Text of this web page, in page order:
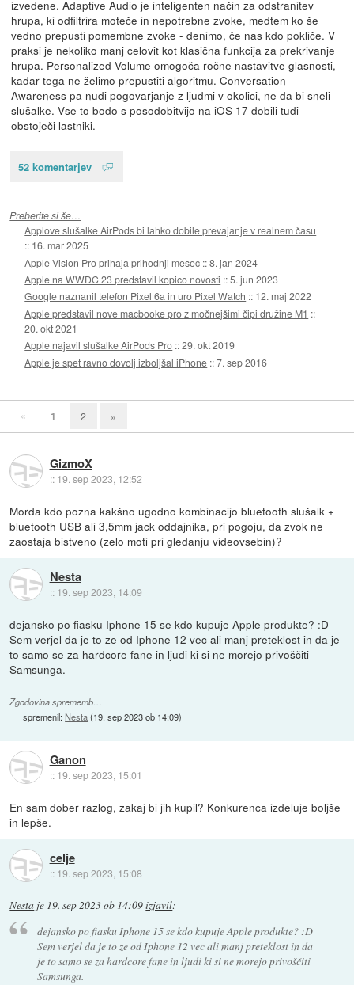
izvedene. Adaptive Audio je inteligenten način za odstranitev
hrupa, ki odfiltrira moteče in nepotrebne zvoke, medtem ko še
vedno prepusti pomembne zvoke - denimo, če nas kdo pokliče. V
praksi je nekoliko manj celovit kot klasična funkcija za prekrivanje
hrupa. Personalized Volume omogoča ročne nastavitve glasnosti,
kadar tega ne želimo prepustiti algoritmu. Conversation
Awareness pa nudi pogovarjanje z ljudmi v okolici, ne da bi sneli
slušalke. Vse to bodo s posodobitvijo na iOS 17 dobili tudi
obstoječi lastniki.
52 komentarjev
Preberite si še…
Applove slušalke AirPods bi lahko dobile prevajanje v realnem času
:: 16. mar 2025
Apple Vision Pro prihaja prihodnji mesec ::8. jan 2024
Apple na WWDC 23 predstavil kopico novosti ::5. jun 2023
Google naznanil telefon Pixel 6a in uro Pixel Watch :: 12. maj 2022
Apple predstavil nove macbooke pro z močnejšimi čipi družine M1 ::
20. okt 2021
Apple najavil slušalke AirPods Pro ::29. okt 2019
Apple je spet ravno dovolj izboljšal iPhone ::7. sep 2016
« 1 2 »
GizmoX
:: 19. sep 2023, 12:52
Morda kdo pozna kakšno ugodno kombinacijo bluetooth slušalk +
bluetooth USB ali 3,5mm jack oddajnika, pri pogoju, da zvok ne
zaostaja bistveno (zelo moti pri gledanju videovsebin)?
Nesta
:: 19. sep 2023, 14:09
dejansko po fiasku Iphone 15 se kdo kupuje Apple produkte? :D
Sem verjel da je to ze od Iphone 12 vec ali manj preteklost in da je
to samo se za hardcore fane in ljudi ki si ne morejo privoščiti
Samsunga.
Zgodovina sprememb…
spremenil:Nesta(19. sep 2023 ob 14:09)
Ganon
:: 19. sep 2023, 15:01
En sam dober razlog, zakaj bi jih kupil? Konkurenca izdeluje boljše
in lepše.
celje
:: 19. sep 2023, 15:08
Nesta je 19. sep 2023 ob 14:09izjavil:
dejansko po fiasku Iphone 15 se kdo kupuje Apple produkte? :D
Sem verjel da je to ze od Iphone 12 vec ali manj preteklost in da
je to samo se za hardcore fane in ljudi ki si ne morejo privoščiti
Samsunga.